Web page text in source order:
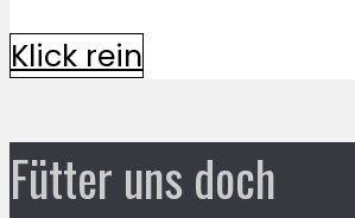
Klick rein
Fütter uns doch